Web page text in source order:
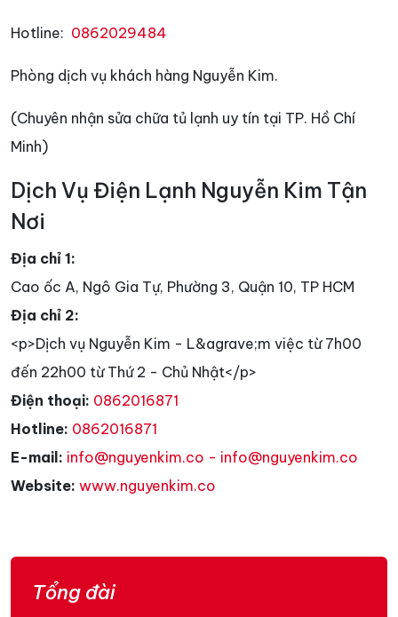
Hotline: 0862029484
Phòng dịch vụ khách hàng Nguyễn Kim.
(Chuyên nhận sửa chữa tủ lạnh uy tín tại TP. Hồ Chí
Minh)
Dịch Vụ Điện Lạnh Nguyễn Kim Tận
Nơi
Địa chỉ 1:
Cao ốc A, Ngô Gia Tự, Phường 3, Quận 10, TP HCM
Địa chỉ 2:
<p>Dịch vụ Nguyễn Kim - L&agrave;m việc từ 7h00
đến 22h00 từ Thứ 2 - Chủ Nhật</p>
Điện thoại: 0862016871
Hotline: 0862016871
E-mail: info@nguyenkim.co - info@nguyenkim.co
Website: www.nguyenkim.co
Tổng đài